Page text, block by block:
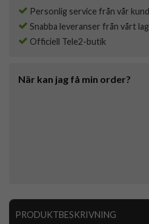
Personlig service från vår
Snabba leveranser från vårt
Officiell Tele2-butik
När kan jag få min order?
PRODUKTBESKRIVNING